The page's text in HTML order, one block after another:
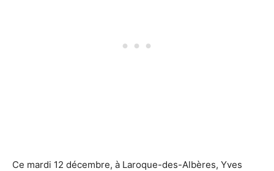
Ce mardi 12 décembre, à Laroque-des-Albères, Yves